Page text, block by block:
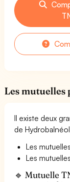
Les mutuelles
Il existe deux
de
Les
Les
🔹 Mutuelle